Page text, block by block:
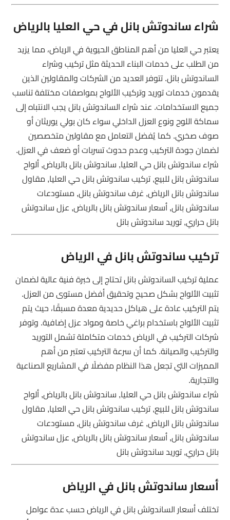
شراء ساندوتش بانل في حي العليا بالرياض
يعتبر حي العليا من أهم المناطق الحيوية في الرياض، مما يزيد
من الطلب على خدمات البناء الحديثة مثل تركيب وشراء
الساندوتش بانل. تتوفر العديد من الشركات والمقاولين الذين
يقدمون خدمات توريد وتركيب الألواح بمواصفات مختلفة تناسب
جميع الاستخدامات. عند شراء الساندوتش بانل يجب الانتباه إلى
سماكة اللوح ونوع العزل الداخلي سواء كان بولي يوريثان أو
صوف صخري. كما يُفضل التعامل مع مقاولين متخصصين
لضمان جودة التركيب وعدم حدوث تسربات أو ضعف في العزل.
شراء ساندوتش بانل حي العليا, ساندوتش بانل بالرياض, ألواح
ساندوتش بانل للبيع, تركيب ساندوتش بانل حي العليا, مقاول
ساندوتش بانل الرياض, غرف ساندوتش بانل, مستودعات
ساندوتش بانل, أسعار ساندوتش بانل بالرياض, عزل ساندوتش
بانل حراري, توريد ساندوتش بانل
تركيب ساندوتش بانل في الرياض
عملية تركيب الساندوتش بانل تحتاج إلى خبرة فنية عالية لضمان
تثبيت الألواح بشكل صحيح وتحقيق أفضل مستوى من العزل.
يتم التركيب عادة على هياكل حديدية معدة مسبقًا، حيث يتم
تثبيت الألواح باستخدام براغي خاصة ومواد عزل إضافية. وتوفر
شركات التركيب في الرياض خدمات متكاملة تشمل التوريد
والتركيب والصيانة. كما أن سرعة التركيب تعتبر من أهم
المميزات التي تجعل هذا النظام مفضلًا في المشاريع الصناعية
والتجارية.
شراء ساندوتش بانل حي العليا, ساندوتش بانل بالرياض, ألواح
ساندوتش بانل للبيع, تركيب ساندوتش بانل حي العليا, مقاول
ساندوتش بانل الرياض, غرف ساندوتش بانل, مستودعات
ساندوتش بانل, أسعار ساندوتش بانل بالرياض, عزل ساندوتش
بانل حراري, توريد ساندوتش بانل
أسعار ساندوتش بانل في الرياض
تختلف أسعار الساندوتش بانل في الرياض حسب عدة عوامل